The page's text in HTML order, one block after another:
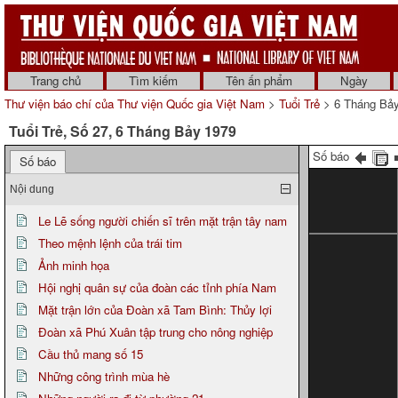
Trang chủ Tìm kiếm Tên ấn phẩm Ngày
Thư viện báo chí của Thư viện Quốc gia Việt Nam > Tuổi Trẻ > 6 Tháng
Tuổi Trẻ, Số 27, 6 Tháng Bảy 1979
Số báo
Nội dung
Le Lẽ sống người chiến sĩ trên mặt trận tây nam
Theo mệnh lệnh của trái tim
Ảnh minh họa
Hội nghị quân sự của đoàn các tỉnh phía Nam
Mặt trận lớn của Đoàn xã Tam Bình: Thủy lợi
Đoàn xã Phú Xuân tập trung cho nông nghiệp
Cầu thủ mang số 15
Những công trình mùa hè
Số báo